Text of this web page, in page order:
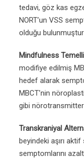
tedavi, göz kas
NORT’un VSS
olduğu bulunmuştur
Mindfulness
modifiye edilmiş
hedef alarak
MBCT’nin
gibi
Transkraniyal
beyindeki aşırı
semptomlarını